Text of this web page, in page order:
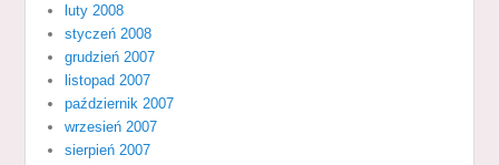
luty 2008
styczeń 2008
grudzień 2007
listopad 2007
październik 2007
wrzesień 2007
sierpień 2007